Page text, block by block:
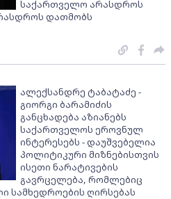
საქართველო არასდროს
დათმობს
ალექსანდრე ტაბატაძე -
გიორგი ბარამიძის
განცხადება აზიანებს
საქართველოს ეროვნულ
ინტერესებს - დაუშვებელია
პოლიტიკური მიზნებისთვის
ისეთი ნარატივების
გავრცელება, რომლებიც
სამხედროების ღირსებას